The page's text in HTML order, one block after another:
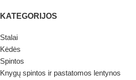
KATEGORIJOS
Stalai
Kėdės
Spintos
Knygų spintos ir pastatomos lentynos